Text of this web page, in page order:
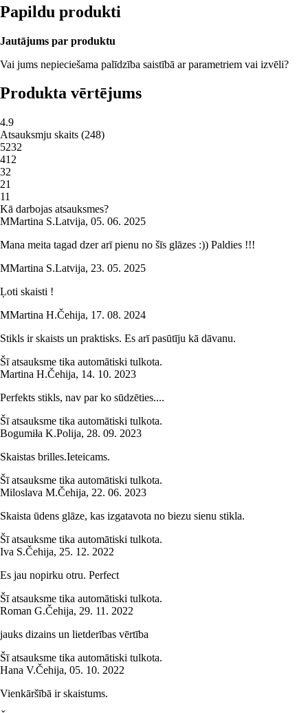
Papildu produkti
Jautājums par produktu
Vai jums nepieciešama palīdzība saistībā ar parametriem vai izvēli?
Produkta vērtējums
4.9
Atsauksmju skaits (248)
5232
412
32
21
11
Kā darbojas atsauksmes?
MMartina S.Latvija, 05. 06. 2025
Mana meita tagad dzer arī pienu no šīs glāzes :)) Paldies !!!
MMartina S.Latvija, 23. 05. 2025
Ļoti skaisti !
MMartina H.Čehija, 17. 08. 2024
Stikls ir skaists un praktisks. Es arī pasūtīju kā dāvanu.
Šī atsauksme tika automātiski tulkota.
Martina H.Čehija, 14. 10. 2023
Perfekts stikls, nav par ko sūdzēties....
Šī atsauksme tika automātiski tulkota.
Bogumiła K.Polija, 28. 09. 2023
Skaistas brilles.Ieteicams.
Šī atsauksme tika automātiski tulkota.
Miloslava M.Čehija, 22. 06. 2023
Skaista ūdens glāze, kas izgatavota no biezu sienu stikla.
Šī atsauksme tika automātiski tulkota.
Iva S.Čehija, 25. 12. 2022
Es jau nopirku otru. Perfect
Šī atsauksme tika automātiski tulkota.
Roman G.Čehija, 29. 11. 2022
jauks dizains un lietderības vērtība
Šī atsauksme tika automātiski tulkota.
Hana V.Čehija, 05. 10. 2022
Vienkāršībā ir skaistums.